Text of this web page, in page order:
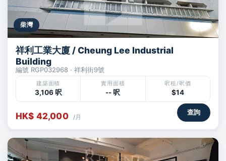
柴灣
祥利工業大廈 / Cheung Lee Industrial
Building
編號 RGP032968 · 祥利街9號
建築面積
3,106 呎
實用面積
-- 呎
呎租/呎價
$14
HK$ 42,000 /月
查詢